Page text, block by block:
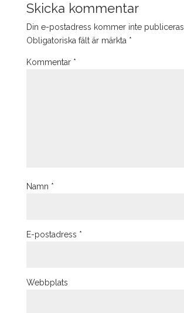
Skicka kommentar
Din e-postadress kommer inte publiceras.
Obligatoriska fält är märkta *
Kommentar *
Namn *
E-postadress *
Webbplats